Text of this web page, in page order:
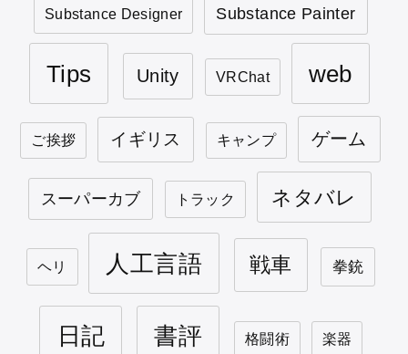
Substance Designer Substance Painter
Tips Unity VRChat web
ご挨拶 イギリス キャンプ ゲーム
スーパーカブ トラック ネタバレ
ヘリ 人工言語 戦車 拳銃
日記 書評 格闘術 楽器